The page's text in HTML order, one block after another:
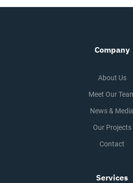
Company
About Us
Meet Our
News & Media
Our Projects
Contact
Services